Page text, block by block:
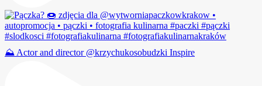
⛰️ Actor and director @krzychukosobudzki Inspire